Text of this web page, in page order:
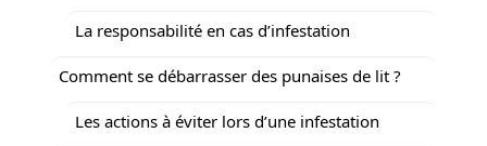
La responsabilité en cas d’infestation
Comment se débarrasser des punaises de lit ?
Les actions à éviter lors d’une infestation